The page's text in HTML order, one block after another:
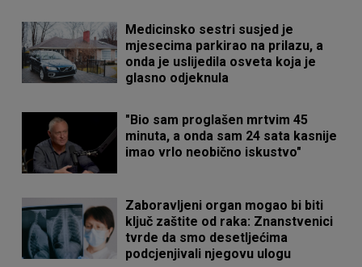
Medicinsko sestri susjed je
mjesecima parkirao na prilazu, a
onda je uslijedila osveta koja je
glasno odjeknula
"Bio sam proglašen mrtvim 45
minuta, a onda sam 24 sata kasnije
imao vrlo neobično iskustvo"
Zaboravljeni organ mogao bi biti
ključ zaštite od raka: Znanstvenici
tvrde da smo desetljećima
podcjenjivali njegovu ulogu